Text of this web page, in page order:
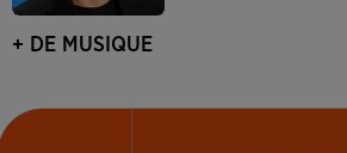
+ DE MUSIQUE